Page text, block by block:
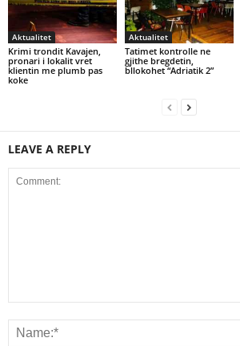
Aktualitet
Krimi trondit Kavajen,
pronari i lokalit vret
klientin me plumb pas
koke
Aktualitet
Tatimet kontrolle ne
gjithe bregdetin,
bllokohet “Adriatik 2”
LEAVE A REPLY